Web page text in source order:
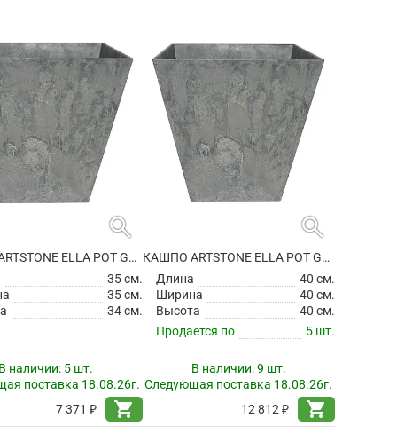
search
КАШПО ARTSTONE ELLA POT GREY
35 см.
35 см.
34 см.
наличии: 5 шт.
поставка 18.08.26г.
7 371 ₽
shopping_cart
search
КАШПО ARTSTONE ELLA POT GREY
Длина
40 см.
Ширина
40 см.
Высота
40 см.
Продается по
5 шт.
В наличии:9 шт.
Следующая поставка 18.08.26г.
12 812 ₽
shopping_cart